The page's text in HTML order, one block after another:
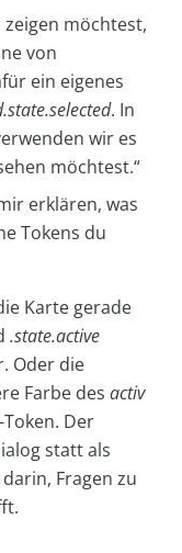
zeigen möchtest,
von
ein eigenes
. In
wir es
möchtest.“
erklären, was
Tokens du
Karte gerade
.state.active
Oder die
Farbe des activ
-Token. Der
statt als
Fragen zu